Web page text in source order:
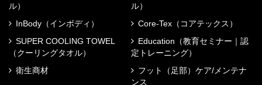
ル）
ル）
InBody（インボディ）
Core-Tex（コアテックス）
SUPER COOLING TOWEL
（クーリングタオル）
Education（教育セミナー｜認
定トレーニング）
衛生商材
フット（足部）ケア/メンテナ
ンス